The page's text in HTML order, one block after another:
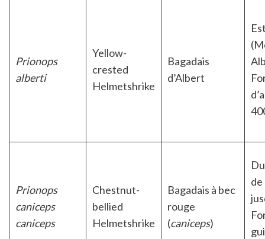
Prionops
alberti
Yellow-
crested
Helmetshrike
Bagadais
d’Albert
Prionops
caniceps
caniceps
Chestnut-
bellied
Helmetshrike
Bagadais à bec
rouge
(caniceps)
de